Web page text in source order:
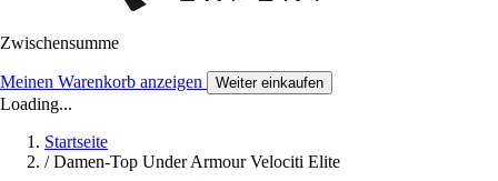
Zwischensumme
Meinen Warenkorb anzeigen Weiter einkaufen
Loading...
Startseite
/ Damen-Top Under Armour Velociti Elite